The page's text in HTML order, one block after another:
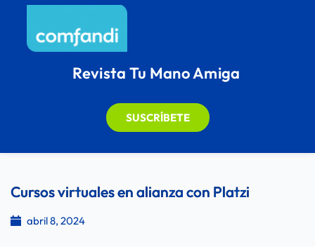
Revista Tu Mano Amiga
SUSCRÍBETE
Cursos virtuales en alianza con Platzi
abril 8, 2024